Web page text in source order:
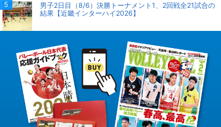
男子2日目（8/6）決勝トーナメント1、2回戦全21試合の
結果【近畿インターハイ2026】